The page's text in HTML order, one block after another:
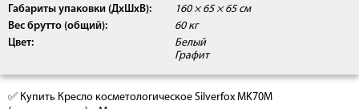
Габариты упаковки (ДхШхВ):
160 × 65 × 65 см
Вес брутто (общий):
60 кг
Цвет:
Белый
Графит
✅ Купить Кресло косметологическое Silverfox MK70M